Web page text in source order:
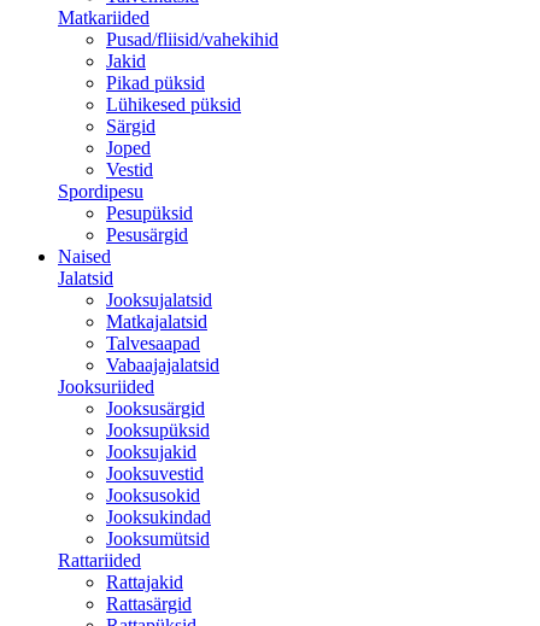
Matkariided
Pusad/fliisid/vahekihid
Jakid
Pikad püksid
Lühikesed püksid
Särgid
Joped
Vestid
Spordipesu
Pesupüksid
Pesusärgid
Naised
Jalatsid
Jooksujalatsid
Matkajalatsid
Talvesaapad
Vabaajajalatsid
Jooksuriided
Jooksusärgid
Jooksupüksid
Jooksujakid
Jooksuvestid
Jooksusokid
Jooksukindad
Jooksumütsid
Rattariided
Rattajakid
Rattasärgid